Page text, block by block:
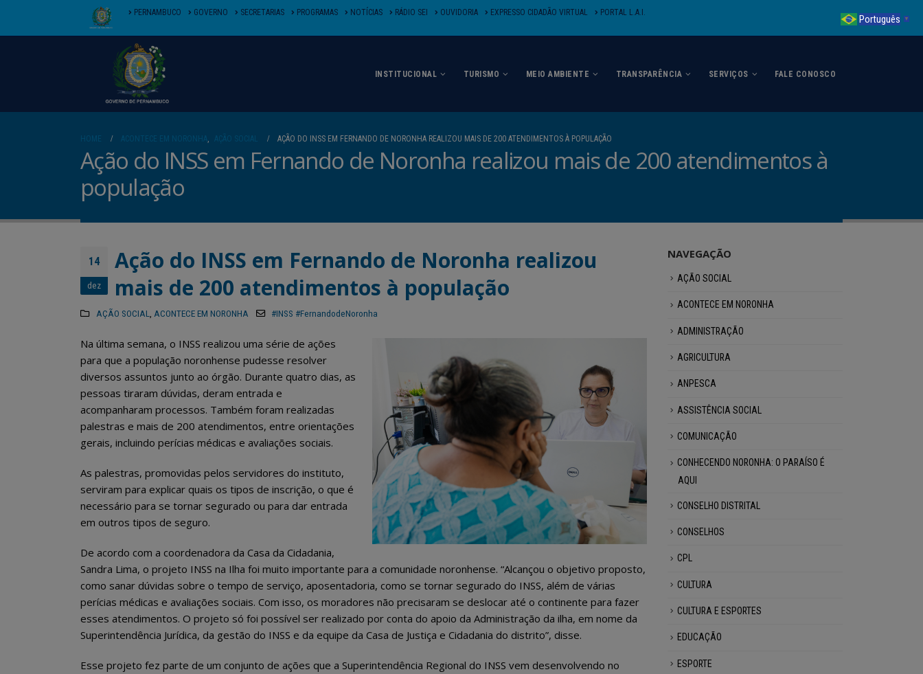
PERNAMBUCO GOVERNO SECRETARIAS PROGRAMAS NOTÍCIAS RÁDIO SEI OUVIDORIA EXPRESSO CIDADÃO VIRTUAL PORTAL L.A.I.
INSTITUCIONAL TURISMO MEIO AMBIENTE TRANSPARÊNCIA SERVIÇOS FALE CONOSCO
HOME ACONTECE EM NORONHA, AÇÃO SOCIAL AÇÃO DO INSS EM FERNANDO DE NORONHA REALIZOU MAIS DE 200 ATENDIMENTOS À POPULAÇÃO
Ação do INSS em Fernando de Noronha realizou mais de 200 atendimentos à
população
14
dez
Ação do INSS em Fernando de Noronha realizou
mais de 200 atendimentos à população
AÇÃO SOCIAL ACONTECE EM NORONHA #INSS #FernandodeNoronha
Na última semana, o INSS realizou uma série de ações
para que a população noronhense pudesse resolver
diversos assuntos junto ao órgão. Durante quatro dias, as
pessoas tiraram dúvidas, deram entrada e
acompanharam processos. Também foram realizadas
palestras e mais de 200 atendimentos, entre orientações
gerais, incluindo perícias médicas e avaliações sociais.
As palestras, promovidas pelos servidores do instituto,
serviram para explicar quais os tipos de inscrição, o que é
necessário para se tornar segurado ou para dar entrada
em outros tipos de seguro.
De acordo com a coordenadora da Casa da Cidadania,
Sandra Lima, o projeto INSS na Ilha foi muito importante para a comunidade noronhense. “Alcançou o objetivo proposto,
como sanar dúvidas sobre o tempo de serviço, aposentadoria, como se tornar segurado do INSS, além de várias
perícias médicas e avaliações sociais. Com isso, os moradores não precisaram se deslocar até o continente para fazer
esses atendimentos. O projeto só foi possível ser realizado por conta do apoio da Administração da ilha, em nome da
Superintendência Jurídica, da gestão do INSS e da equipe da Casa de Justiça e Cidadania do distrito”, disse.
Esse projeto fez parte de um conjunto de ações que a Superintendência Regional do INSS vem desenvolvendo no
NAVEGAÇÃO
AÇÃO SOCIAL
ACONTECE EM NORONHA
ADMINISTRAÇÃO
AGRICULTURA
ANPESCA
ASSISTÊNCIA SOCIAL
COMUNICAÇÃO
CONHECENDO NORONHA: O PARAÍSO É
AQUI
CONSELHO DISTRITAL
CONSELHOS
CPL
CULTURA
CULTURA E ESPORTES
EDUCAÇÃO
ESPORTE
Português ▼